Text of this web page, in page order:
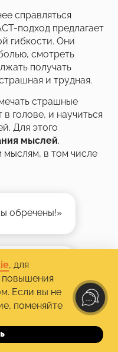
справляться
подход предлагает
гибкости. Они
смотреть
получать
и трудная.
страшные
голове, и научиться
Для этого
мыслей.
в том числе
обречены!»
есть
, для
повышения
Если вы не
поменяйте